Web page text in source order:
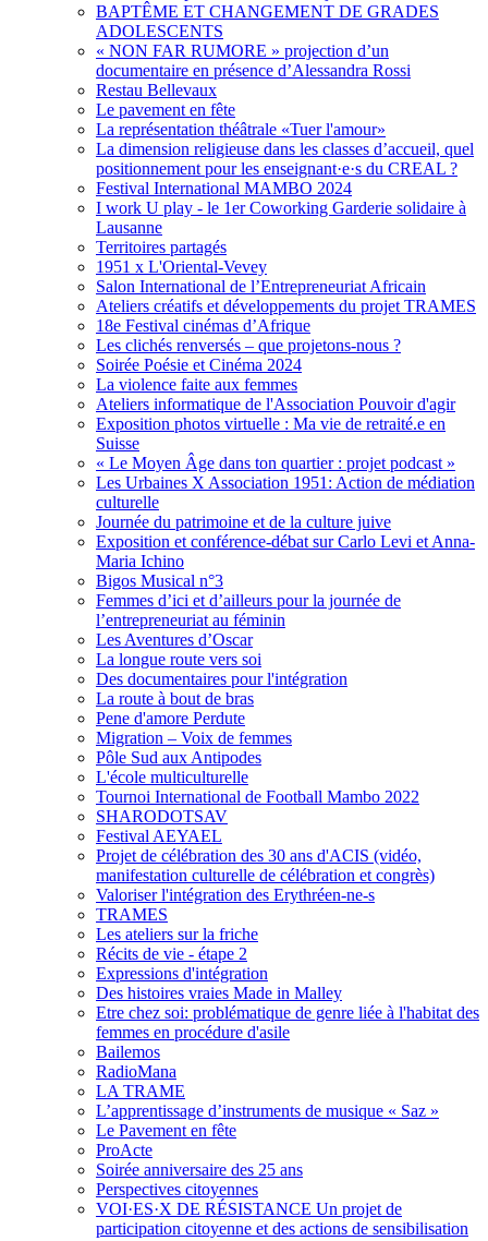
BAPTÊME ET CHANGEMENT DE GRADES
ADOLESCENTS
« NON FAR RUMORE » projection d’un
documentaire en présence d’Alessandra Rossi
Restau Bellevaux
Le pavement en fête
La représentation théâtrale «Tuer l'amour»
La dimension religieuse dans les classes d’accueil, quel
positionnement pour les enseignant·e·s du CREAL ?
Festival International MAMBO 2024
I work U play - le 1er Coworking Garderie solidaire à
Lausanne
Territoires partagés
1951 x L'Oriental-Vevey
Salon International de l’Entrepreneuriat Africain
Ateliers créatifs et développements du projet TRAMES
18e Festival cinémas d’Afrique
Les clichés renversés – que projetons-nous ?
Soirée Poésie et Cinéma 2024
La violence faite aux femmes
Ateliers informatique de l'Association Pouvoir d'agir
Exposition photos virtuelle : Ma vie de retraité.e en
Suisse
« Le Moyen Âge dans ton quartier : projet podcast »
Les Urbaines X Association 1951: Action de médiation
culturelle
Journée du patrimoine et de la culture juive
Exposition et conférence-débat sur Carlo Levi et Anna-
Maria Ichino
Bigos Musical n°3
Femmes d’ici et d’ailleurs pour la journée de
l’entrepreneuriat au féminin
Les Aventures d’Oscar
La longue route vers soi
Des documentaires pour l'intégration
La route à bout de bras
Pene d'amore Perdute
Migration – Voix de femmes
Pôle Sud aux Antipodes
L'école multiculturelle
Tournoi International de Football Mambo 2022
SHARODOTSAV
Festival AEYAEL
Projet de célébration des 30 ans d'ACIS (vidéo,
manifestation culturelle de célébration et congrès)
Valoriser l'intégration des Erythréen-ne-s
TRAMES
Les ateliers sur la friche
Récits de vie - étape 2
Expressions d'intégration
Des histoires vraies Made in Malley
Etre chez soi: problématique de genre liée à l'habitat des
femmes en procédure d'asile
Bailemos
RadioMana
LA TRAME
L’apprentissage d’instruments de musique « Saz »
Le Pavement en fête
ProActe
Soirée anniversaire des 25 ans
Perspectives citoyennes
VOI·ES·X DE RÉSISTANCE Un projet de
participation citoyenne et des actions de sensibilisation